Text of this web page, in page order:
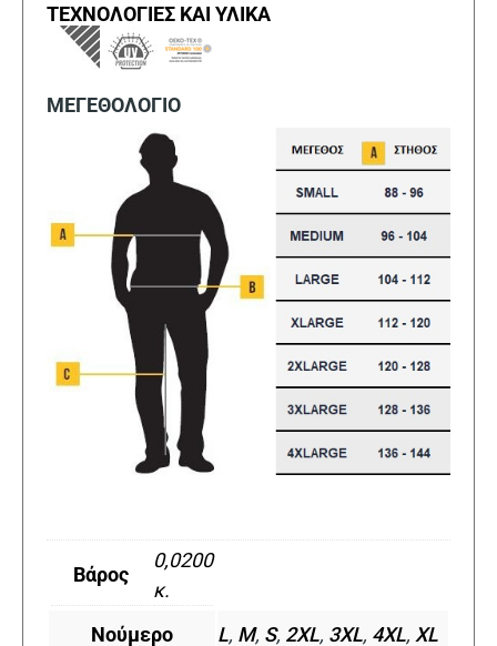
ΤΕΧΝΟΛΟΓΙΕΣ ΚΑΙ ΥΛΙΚΑ
ΜΕΓΕΘΟΛΟΓΙΟ
Βάρος
0,0200
κ.
Νούμερο
L, M, S, 2XL, 3XL, 4XL, XL